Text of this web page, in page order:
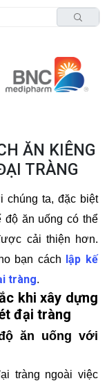
ĂN KIÊNG
TRÀNG
chúng ta, đặc biệt
ăn uống có thể
cải thiện hơn.
bạn cách lập kế
tràng.
khi xây dựng
đại tràng
ăn uống với
tràng ngoài việc